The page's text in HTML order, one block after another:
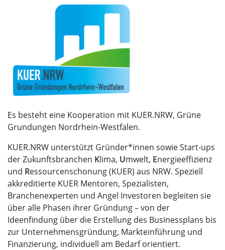
Es besteht eine Kooperation mit KUER.NRW, Grüne
Grundungen Nordrhein-Westfalen.
KUER.NRW unterstützt Gründer*innen sowie Start-ups
der Zukunftsbranchen Klima, Umwelt, Energieeffizienz
und Ressourcenschonung (KUER) aus NRW. Speziell
akkreditierte KUER Mentoren, Spezialisten,
Branchenexperten und Angel Investoren begleiten sie
über alle Phasen ihrer Gründung – von der
Ideenfindung über die Erstellung des Businessplans bis
zur Unternehmensgründung, Markteinführung und
Finanzierung, individuell am Bedarf orientiert.